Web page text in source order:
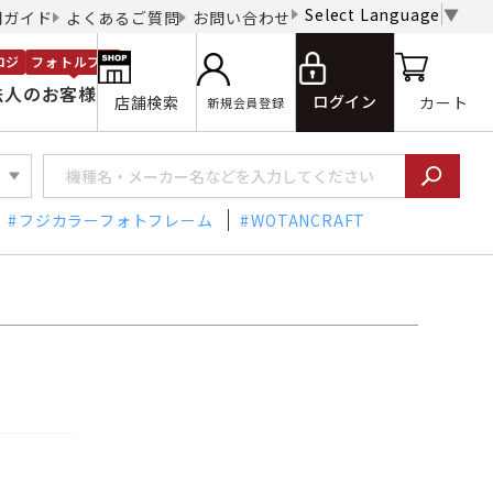
イド よくあるご質問 お問い合わせ Select Language ▼
のお客様
ジ フォトルプロ
店舗検索 新規会員登録 ログイン カート
フジカラーフォトフレーム WOTANCRAFT